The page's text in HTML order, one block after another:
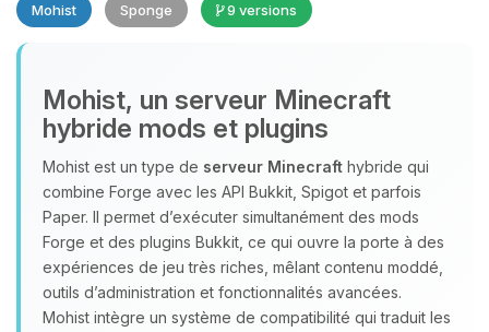
Mohist Sponge 9 versions
Mohist, un serveur Minecraft
hybride mods et plugins
Mohist est un type de serveur Minecraft hybride qui
combine Forge avec les API Bukkit, Spigot et parfois
Paper. Il permet d’exécuter simultanément des mods
Forge et des plugins Bukkit, ce qui ouvre la porte à des
expériences de jeu très riches, mêlant contenu moddé,
outils d’administration et fonctionnalités avancées.
Mohist intègre un système de compatibilité qui traduit les
Youpi, enfin quelqu’un pour me
parler ! Moi c’est Choupy, ton petit
assistant BoxToPlay. Dis-moi ce dont
tu as besoin et je vais remuer mes
petits circuits pour t’aider.
07/08/2026 à 07:07